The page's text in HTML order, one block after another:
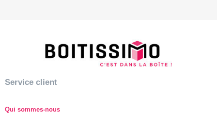
Service client
Qui sommes-nous